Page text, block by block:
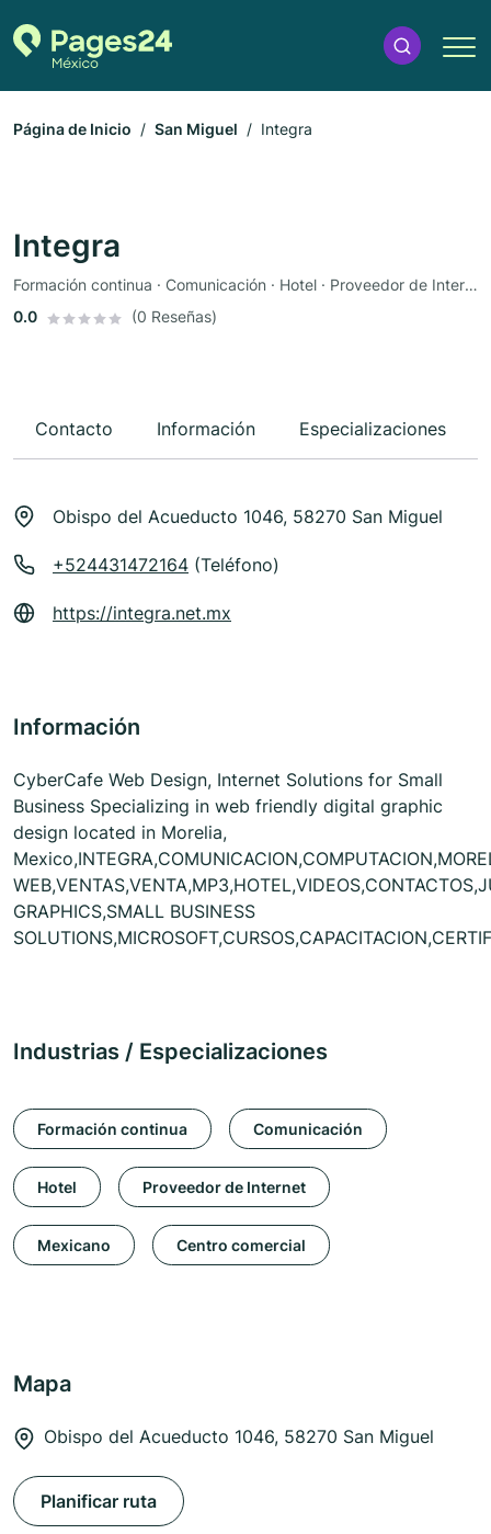
Página de Inicio San Miguel Integra
Integra
Formación continua · Comunicación · Hotel · Proveedor de Internet · Mexicano · Centro comercial
0.0
(0 Reseñas)
Contacto Información Especializaciones
Obispo del Acueducto 1046, 58270 San Miguel
+524431472164 (Teléfono)
https://integra.net.mx
Información
CyberCafe Web Design, Internet Solutions for Small
Business Specializing in web friendly digital graphic
design located in Morelia,
GRAPHICS,SMALL BUSINESS
Industrias / Especializaciones
Formación continua Comunicación
Hotel Proveedor de Internet
Mexicano Centro comercial
Mapa
Obispo del Acueducto 1046, 58270 San Miguel
Planificar ruta